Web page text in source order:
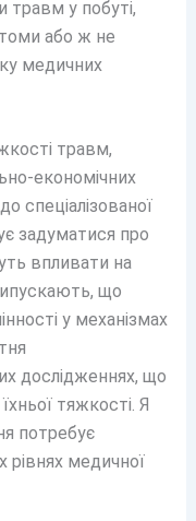
травм у побуті,
або ж не
медичних
травм,
економічних
спеціалізованої
задуматися про
впливати на
що
у механізмах
дослідженнях, що
тяжкості. Я
потребує
рівнях медичної